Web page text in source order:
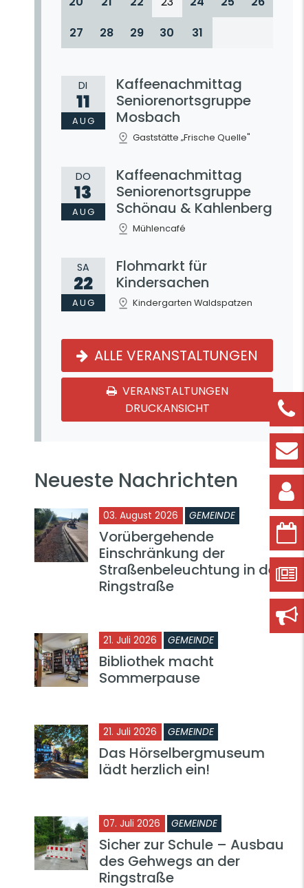
27
28 29 30 31
DI
11
AUG
Kaffeenachmittag
Seniorenortsgruppe
Mosbach
Gaststätte „Frische Quelle"
DO
13
AUG
Kaffeenachmittag
Seniorenortsgruppe
Schönau & Kahlenberg
Mühlencafé
SA
22
AUG
Flohmarkt für
Kindersachen
Kindergarten Waldspatzen
ALLE VERANSTALTUNGEN
VERANSTALTUNGEN
DRUCKANSICHT
Neueste Nachrichten
03. August 2026 GEMEINDE
Vorübergehende
Einschränkung der
Straßenbeleuchtung in der
Ringstraße
21. Juli 2026 GEMEINDE
Bibliothek macht
Sommerpause
21. Juli 2026 GEMEINDE
Das Hörselbergmuseum
lädt herzlich ein!
07. Juli 2026 GEMEINDE
Sicher zur Schule – Ausbau
des Gehwegs an der
Ringstraße